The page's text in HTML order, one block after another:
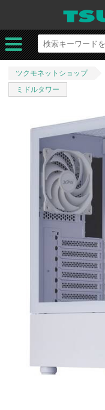
ツクモネットショップ
ミドルタワー